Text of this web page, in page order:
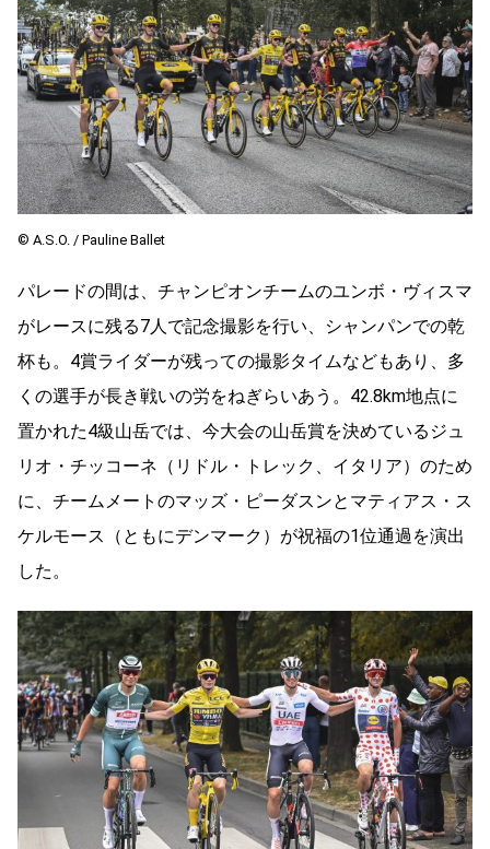
©︎ A.S.O. / Pauline Ballet
パレードの間は、チャンピオンチームのユンボ・ヴィスマ
がレースに残る7人で記念撮影を行い、シャンパンでの乾
杯も。4賞ライダーが残っての撮影タイムなどもあり、多
くの選手が長き戦いの労をねぎらいあう。42.8km地点に
置かれた4級山岳では、今大会の山岳賞を決めているジュ
リオ・チッコーネ（リドル・トレック、イタリア）のため
に、チームメートのマッズ・ピーダスンとマティアス・ス
ケルモース（ともにデンマーク）が祝福の1位通過を演出
した。